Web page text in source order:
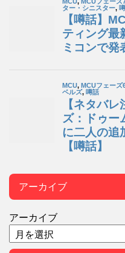
アーカイブ
アーカイブ